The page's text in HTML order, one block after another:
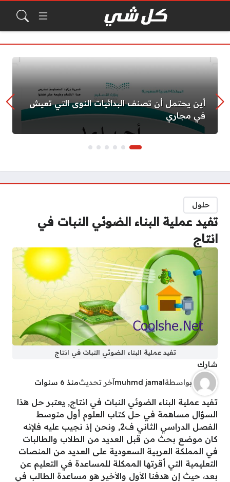
أين يحتمل أن تصنف البدائيات النوى التي تعيش
في مجاري
حلول
تفيد عملية البناء الضوئي النبات في
انتاج
تفيد عملية البناء الضوئي النبات في انتاج
شارك
بواسطةmuhmd jamalآخر تحديثمنذ 6 سنوات
تفيد عملية البناء الضوئي النبات في انتاج, يعتبر حل هذا
السؤال مساهمة في حل كتاب العلوم أول متوسط
الفصل الدراسي الثاني ف2, ونحن إذ نجيب عليه فلإنه
كان موضع بحث من قبل العديد من الطلاب والطالبات
في المملكة العربية السعودية على العديد من المنصات
التعليمية التي أقرتها الممكلة للمساعدة في التعليم عن
بعد، حيث إن هدفنا الأول والأخير هو مساعدة الطالب في